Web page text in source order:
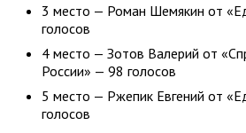
3 место — Роман Шемякин от
голосов
4 место — Зотов Валерий от
России» — 98 голосов
5 место — Ржепик Евгений от
голосов